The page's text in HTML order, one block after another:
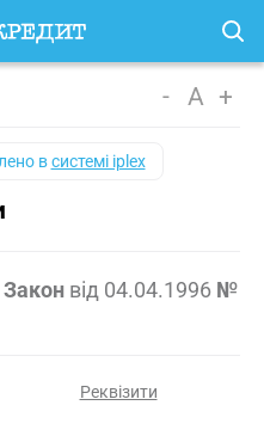
- A +
всистемі iplex
Закон від 04.04.1996 №
Реквізити